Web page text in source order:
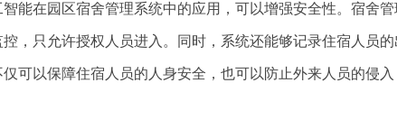
能在园区宿舍管理系统中的应用，可以增强安全性。宿舍
控，只允许授权人员进入。同时，系统还能够记录住宿人员
可以保障住宿人员的人身安全，也可以防止外来人员的侵入